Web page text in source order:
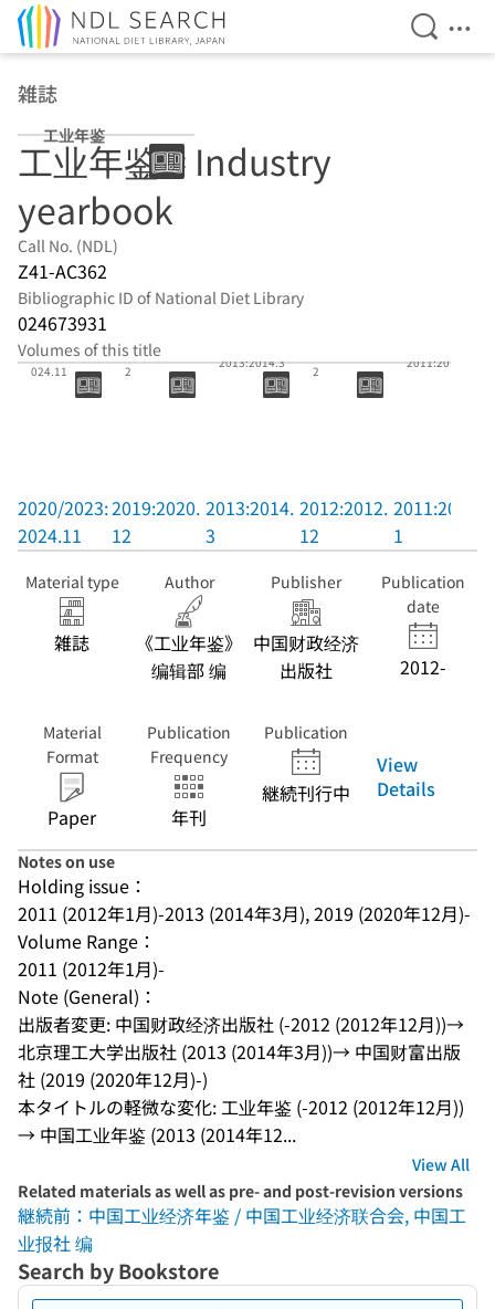
Open
雑誌
工业年鉴
工业年鉴 = Industry
yearbook
Call No. (NDL)
Z41-AC362
Bibliographic ID of National Diet Library
024673931
Volumes of this title
2020/2023:2
024.11
2020/2023:
2024.11
2019:2020.1
2
2019:2020.
12
2013:2014.3
2013:2014.
3
2
2012:2012.
12
2011:2012.1
2011:2012.
1
Material type
雑誌
Author
《工业年鉴》
编辑部 编
Publisher
中国财政经济
出版社
Publication
date
2012-
Material
Format
Paper
Publication
Frequency
年刊
Publication
継続刊行中
View
Details
Notes on use
Holding issue：
2011 (2012年1月)-2013 (2014年3月), 2019 (2020年12月)-
Volume Range：
2011 (2012年1月)-
Note (General)：
出版者変更: 中国财政经济出版社 (-2012 (2012年12月))→
北京理工大学出版社 (2013 (2014年3月))→ 中国财富出版
社 (2019 (2020年12月)-)
本タイトルの軽微な変化: 工业年鉴 (-2012 (2012年12月))
→ 中国工业年鉴 (2013 (2014年12...
View All
Related materials as well as pre- and post-revision versions
継続前：中国工业经济年鉴 / 中国工业经济联合会, 中国工
业报社 编
Search by Bookstore